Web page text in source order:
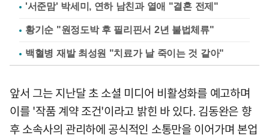
'서준맘' 박세미, 연하 남친과 열애 "결혼 전제"
황기순 "원정도박 후 필리핀서 2년 불법체류"
백혈병 재발 최성원 "치료가 날 죽이는 것 같아"
앞서 그는 지난달 초 소셜 미디어 비활성화를 예고하며
이를 '작품 계약 조건'이라고 밝힌 바 있다. 김동완은 향
후 소속사의 관리하에 공식적인 소통만을 이어가며 본업